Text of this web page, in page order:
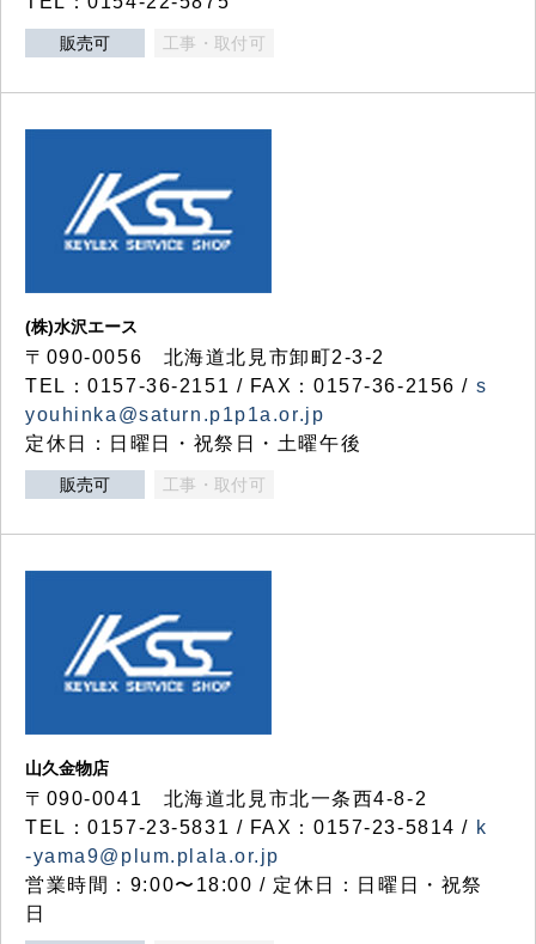
販売可 工事・取付可
(株)水沢エース
〒090-0056 北海道北見市卸町2-3-2
TEL：0157-36-2151 / FAX：0157-36-2156 / s
youhinka@saturn.p1p1a.or.jp
定休日：日曜日・祝祭日・土曜午後
販売可 工事・取付可
山久金物店
〒090-0041 北海道北見市北一条西4-8-2
TEL：0157-23-5831 / FAX：0157-23-5814 / k
-yama9@plum.plala.or.jp
営業時間：9:00〜18:00 / 定休日：日曜日・祝祭
日